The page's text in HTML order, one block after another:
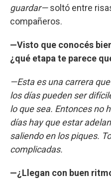
guardar—soltó entre
compañeros.
—Visto que conocés
¿qué etapa te parece
—Esta es una carrera
los días pueden ser
lo que sea. Entonces no
días hay que estar
saliendo en los piques.
complicadas.
—¿Llegan con buen